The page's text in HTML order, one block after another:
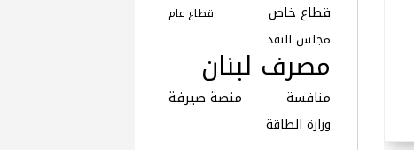
قطاع خاص
قطاع عام
مجلس النقد
مصرف لبنان
منافسة منصة صيرفة
وزارة الطاقة